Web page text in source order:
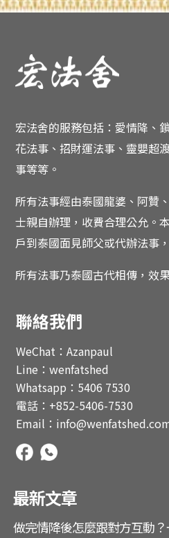
宏法舍的服務包括：愛情降、
花法事、招財運法事、靈嬰超
事等等。
所有法事經由泰國龍婆、阿贊
士親自辦理，收費合理公允。
戶到泰國面見師父或代辦法事
所有法事乃泰國古代相傳，效
聯絡我們
WeChat：Azanpaul
Line：wenfatshed
Whatsapp：5406 7530
電話：+852-5406-7530
Email：
最新文章
做完情降後怎麼跟對方互動